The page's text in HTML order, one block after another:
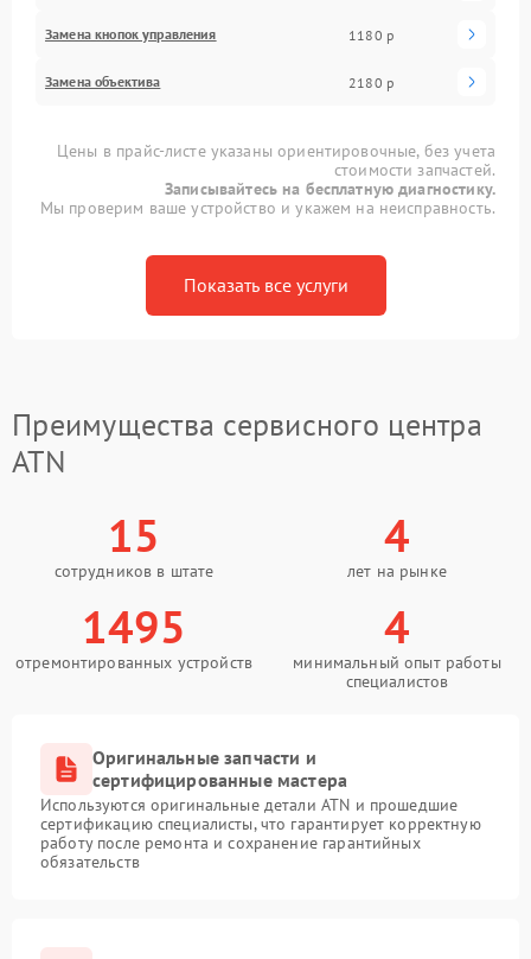
Замена кнопок управления 1180 р
Замена объектива 2180 р
Цены в прайс-листе указаны ориентировочные, без учета
стоимости запчастей.
Записывайтесь на бесплатную диагностику.
Мы проверим ваше устройство и укажем на неисправность.
Показать все услуги
Преимущества сервисного центра
ATN
15
сотрудников в штате
4
лет на рынке
1495
отремонтированных устройств
4
минимальный опыт работы
специалистов
Оригинальные запчасти и
сертифицированные мастера
Используются оригинальные детали ATN и прошедшие
сертификацию специалисты, что гарантирует корректную
работу после ремонта и сохранение гарантийных
обязательств